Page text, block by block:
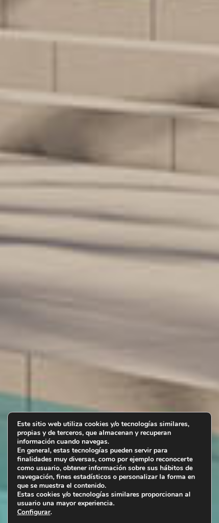
Este sitio web utiliza cookies y/o tecnologías similares,
propias y de terceros, que almacenan y recuperan
información cuando navegas.
En general, estas tecnologías pueden servir para
finalidades muy diversas, como por ejemplo reconocerte
como usuario, obtener información sobre sus hábitos de
navegación, fines estadísticos o personalizar la forma en
que se muestra el contenido.
Estas cookies y/o tecnologías similares proporcionan al
usuario una mayor experiencia.
Configurar.